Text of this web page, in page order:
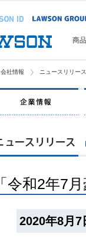
商
会社情報 ニュースリリース
「令和2年7
2020年8月7